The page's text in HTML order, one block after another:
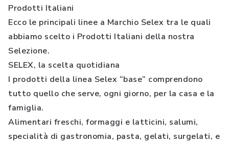
Prodotti Italiani
Ecco le principali linee a Marchio Selex tra le quali
abbiamo scelto i Prodotti Italiani della nostra
Selezione.
SELEX, la scelta quotidiana
I prodotti della linea Selex “base” comprendono
tutto quello che serve, ogni giorno, per la casa e la
famiglia.
Alimentari freschi, formaggi e latticini, salumi,
specialità di gastronomia, pasta, gelati, surgelati, e